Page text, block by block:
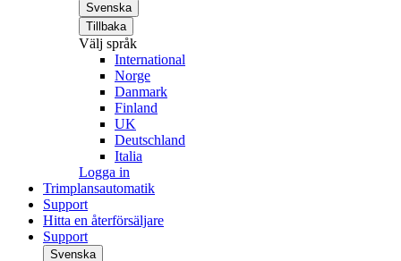
Svenska
Tillbaka
Välj språk
International
Norge
Danmark
Finland
UK
Deutschland
Italia
Logga in
Trimplansautomatik
Support
Hitta en återförsäljare
Support
Svenska